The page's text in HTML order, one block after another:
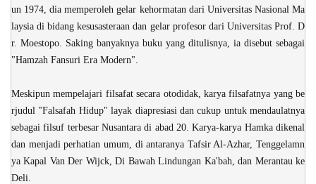
un 1974, dia memperoleh gelar kehormatan dari Universitas Nasional Ma
laysia di bidang kesusasteraan dan gelar profesor dari Universitas Prof. D
r. Moestopo. Saking banyaknya buku yang ditulisnya, ia disebut sebagai
"Hamzah Fansuri Era Modern".
Meskipun mempelajari filsafat secara otodidak, karya filsafatnya yang be
rjudul "Falsafah Hidup" layak diapresiasi dan cukup untuk mendaulatnya
sebagai filsuf terbesar Nusantara di abad 20. Karya-karya Hamka dikenal
dan menjadi perhatian umum, di antaranya Tafsir Al-Azhar, Tenggelamn
ya Kapal Van Der Wijck, Di Bawah Lindungan Ka'bah, dan Merantau ke
Deli.